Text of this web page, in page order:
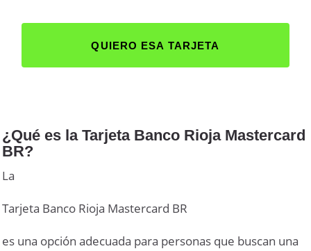
QUIERO ESA TARJETA
¿Qué es la Tarjeta Banco Rioja Mastercard
BR?
La
Tarjeta Banco Rioja Mastercard BR
es una opción adecuada para personas que buscan una